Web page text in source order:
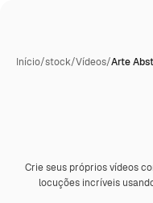
Início/stock/Vídeos/Arte
Premium
Crie seus próprios vídeos
locuções incríveis